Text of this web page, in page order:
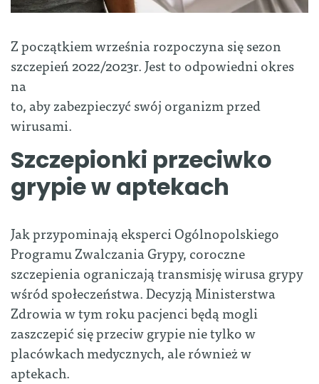
Z początkiem września rozpoczyna się sezon
szczepień 2022/2023r. Jest to odpowiedni okres
na
to, aby zabezpieczyć swój organizm przed
wirusami.
Szczepionki przeciwko
grypie w aptekach
Jak przypominają eksperci Ogólnopolskiego
Programu Zwalczania Grypy, coroczne
szczepienia ograniczają transmisję wirusa grypy
wśród społeczeństwa. Decyzją Ministerstwa
Zdrowia w tym roku pacjenci będą mogli
zaszczepić się przeciw grypie nie tylko w
placówkach medycznych, ale również w
aptekach.